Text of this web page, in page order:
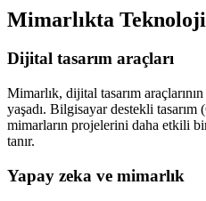
Mimarlıkta
Dijital tasarım araçları
Mimarlık, dijital tasarım
yaşadı. Bilgisayar destekli
mimarların projelerini daha etkili
tanır.
Yapay zeka ve mimarlık